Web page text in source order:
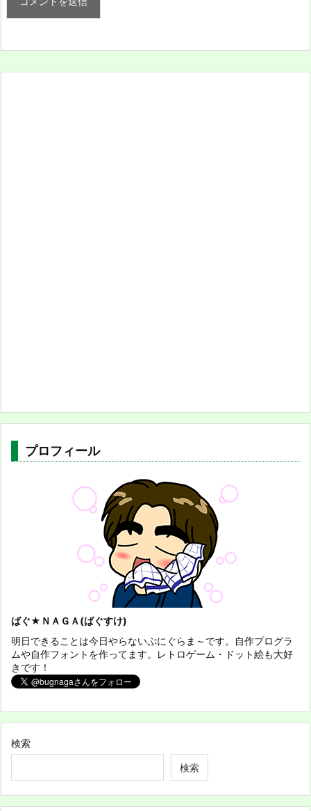
プロフィール
ばぐ★ＮＡＧＡ(ばぐすけ)
明日できることは今日やらないぷにぐらま～です。自作プログラ
ムや自作フォントを作ってます。レトロゲーム・ドット絵も大好
きです！
検索
検索